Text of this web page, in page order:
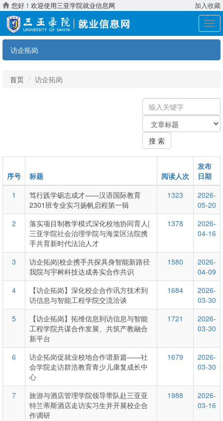
您好！欢迎使用三亚学院就业信息网 加入收藏
展
开
访企拓岗
首页 访企拓岗
输
入
键
字：
关
键
类
型
搜 索
序号 标题 阅读人次
发布
日期
1
笃行践学砺志成才——汉语国际教育
2301班专业实习扬帆启程第一辑
1323
2026-
05-20
2
落实项目制教学模式深化校地协同育人|
三亚学院社会治理学院与海棠区法院携
手共育新时代法治人才
1378
2026-
04-16
3
访企拓岗|校企携手共探具身智能新路径
我院与宇树科技达成务实合作共识
1580
2026-
04-09
4
【访企拓岗】深化校企合作讯方技术到
访信息与智能工程学院交流洽谈
1684
2026-
03-30
5
【访企拓岗】拓维信息到访信息与智能
工程学院共谋合作发展、共筑产教融合
新平台
1721
2026-
03-30
6
访企拓岗促就业校地合作谱新篇——社
会学院走访群浩教育青少儿康复成长中
心
1679
2026-
03-30
7
旅游与酒店管理学院领导带队赴三亚亚
特兰蒂斯酒店走访实习生并开展校企合
作调研
1988
2026-
03-16